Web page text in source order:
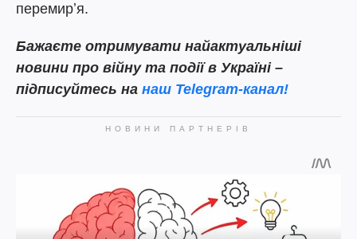
перемирʼя.
Бажаєте отримувати найактуальніші
новини про війну та події в Україні –
підписуйтесь на наш Telegram-канал!